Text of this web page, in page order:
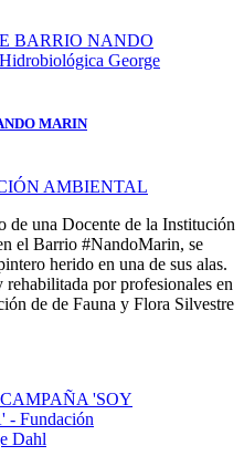
MARIN
AMBIENTAL
de una Docente de la Institución
el Barrio #NandoMarin, se
herido en una de sus alas.
por profesionales en
de de Fauna y Flora Silvestre